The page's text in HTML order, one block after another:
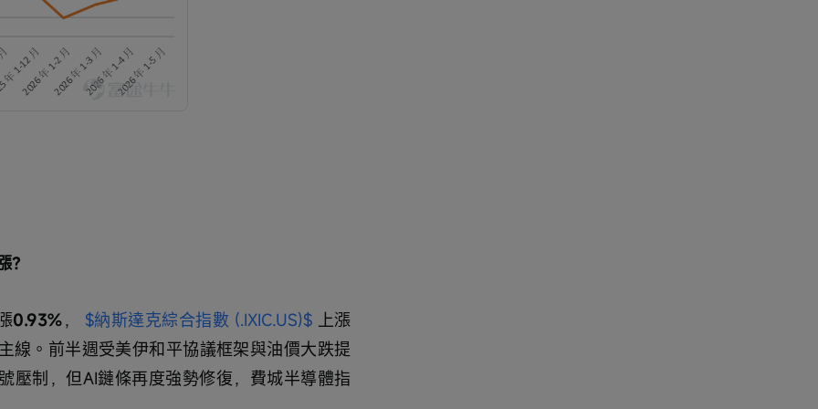
？
0.93%， $納斯達克綜合指數 (.IXIC.US)$ 上漲
線。前半週受美伊和平協議框架與油價大跌提
壓制，但AI鏈條再度強勢修復，費城半導體指